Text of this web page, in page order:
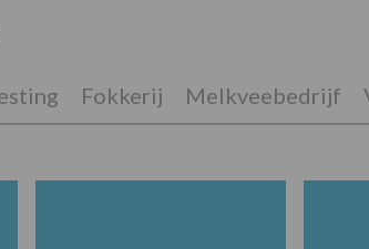
Fokkerij Melkveebedrijf